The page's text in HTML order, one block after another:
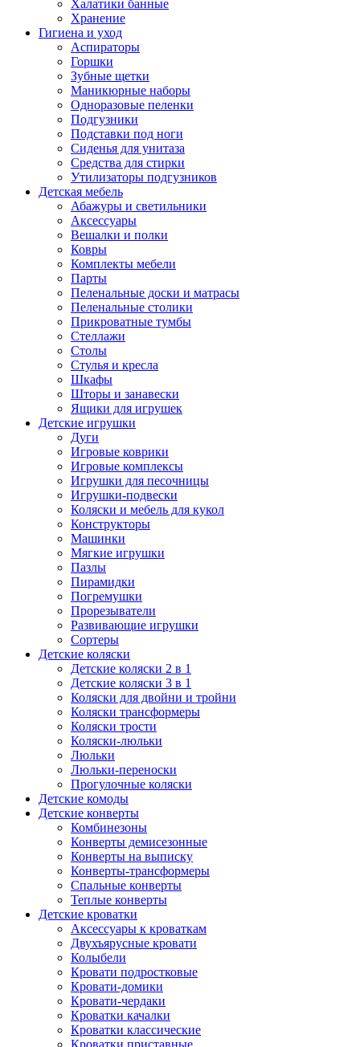
Халатики банные
Хранение
Гигиена и уход
Аспираторы
Горшки
Зубные щетки
Маникюрные наборы
Одноразовые пеленки
Подгузники
Подставки под ноги
Сиденья для унитаза
Средства для стирки
Утилизаторы подгузников
Детская мебель
Абажуры и светильники
Аксессуары
Вешалки и полки
Ковры
Комплекты мебели
Парты
Пеленальные доски и матрасы
Пеленальные столики
Прикроватные тумбы
Стеллажи
Столы
Стулья и кресла
Шкафы
Шторы и занавески
Ящики для игрушек
Детские игрушки
Дуги
Игровые коврики
Игровые комплексы
Игрушки для песочницы
Игрушки-подвески
Коляски и мебель для кукол
Конструкторы
Машинки
Мягкие игрушки
Пазлы
Пирамидки
Погремушки
Прорезыватели
Развивающие игрушки
Сортеры
Детские коляски
Детские коляски 2 в 1
Детские коляски 3 в 1
Коляски для двойни и тройни
Коляски трансформеры
Коляски трости
Коляски-люльки
Люльки
Люльки-переноски
Прогулочные коляски
Детские комоды
Детские конверты
Комбинезоны
Конверты демисезонные
Конверты на выписку
Конверты-трансформеры
Спальные конверты
Теплые конверты
Детские кроватки
Аксессуары к кроваткам
Двухъярусные кровати
Колыбели
Кровати подростковые
Кровати-домики
Кровати-чердаки
Кроватки качалки
Кроватки классические
Кроватки приставные